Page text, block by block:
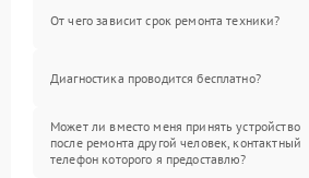
От чего зависит срок ремонта техники?
Диагностика проводится бесплатно?
Может ли вместо меня принять устройство
после ремонта другой человек, контактный
телефон которого я предоставлю?